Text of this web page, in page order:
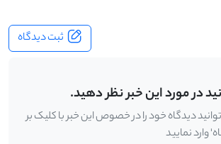
ثبت دیدگاه
در مورد این خبر نظر دهید.
دیدگاه خود را در خصوص این خبر با کلیک بر
وارد نمایید